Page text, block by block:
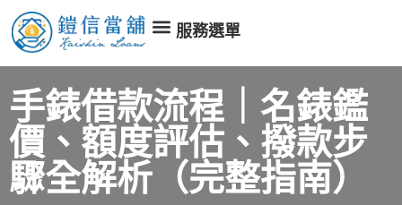
服務選單
手錶借款流程｜名錶鑑
價、額度評估、撥款步
驟全解析（完整指南）